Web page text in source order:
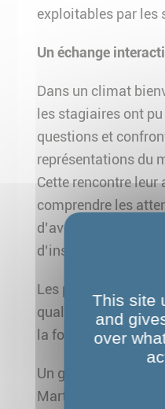
exploitables par les
Un échange
Dans un climat
les stagiaires ont
questions et
représentations du
Cette rencontre leur
comprendre les
d’avancer dans la
d’insertion
Les participants
qualité de
la fois
Un grand merci
Martalie pour leur
This site
and
over